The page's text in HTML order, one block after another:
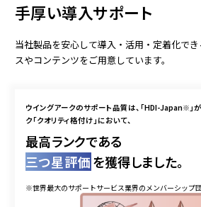
手厚い導入サポート
当社製品を安心して導入・活用・定着化で
スやコンテンツをご用意しています。
ウイングアークのサポート品質は、「HDI-Japan※ 」
ク「クオリティ格付け」において、
最高ランクである
三つ星評価を獲得しました。
※世界最大のサポートサービス業界のメンバーシップ